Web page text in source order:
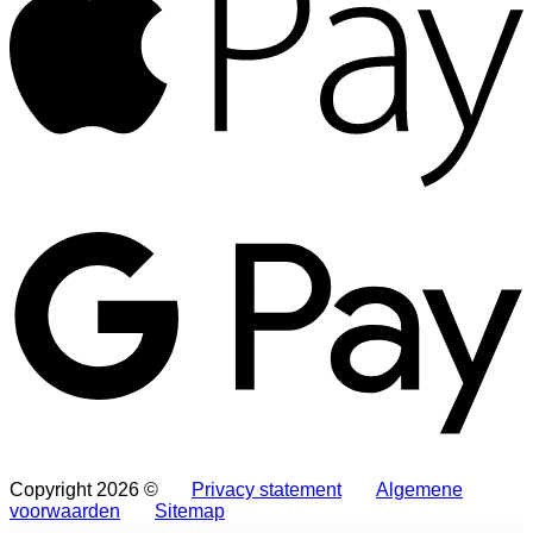
Copyright 2026 © Privacy statement
Algemene
voorwaarden
Sitemap